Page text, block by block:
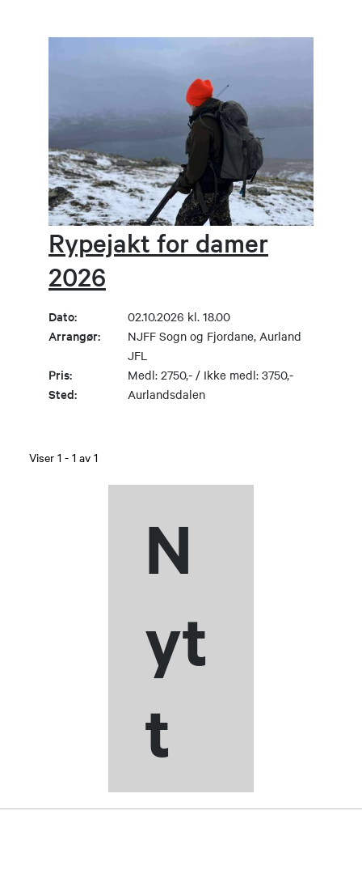
Rypejakt for damer
2026
Dato: 02.10.2026 kl. 18.00
Arrangør:
NJFF Sogn og Fjordane, Aurland
JFL
Pris: Medl: 2750,- / Ikke medl: 3750,-
Sted: Aurlandsdalen
Viser 1 - 1 av 1
N
yt
t